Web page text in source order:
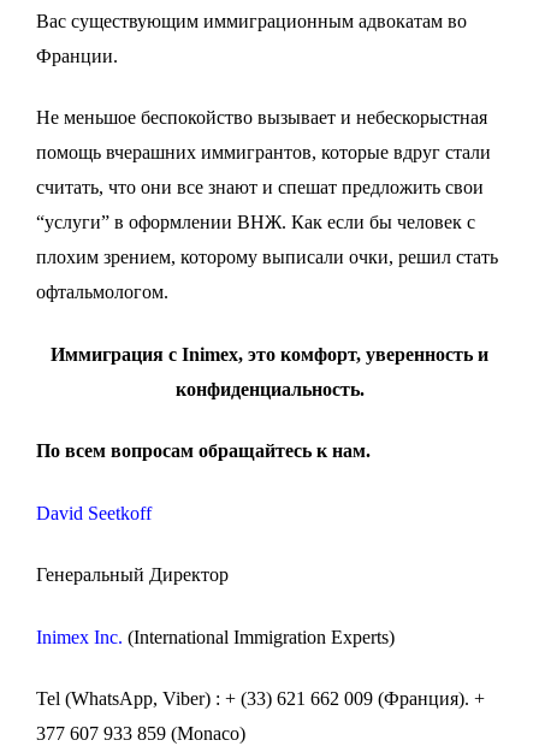
Вас существующим иммиграционным адвокатам во
Франции.
Не меньшое беспокойство вызывает и небескорыстная
помощь вчерашних иммигрантов, которые вдруг стали
считать, что они все знают и спешат предложить свои
“услуги” в оформлении ВНЖ. Как если бы человек с
плохим зрением, которому выписали очки, решил стать
офтальмологом.
Иммиграция с Inimex, это комфорт, уверенность и
конфиденциальность.
По всем вопросам обращайтесь к нам.
David Seetkoff
Генеральный Директор
Inimex Inc. (International Immigration Experts)
Tel (WhatsApp, Viber) : + (33) 621 662 009 (Франция). +
377 607 933 859 (Monaco)